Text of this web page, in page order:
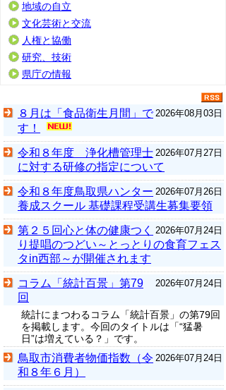
地域の自立
文化芸術と交流
人権と協働
研究、技術
県庁の情報
2026年08月03日
８月は「食品衛生月間」で
す！
2026年07月27日
令和８年度 浄化槽管理士
に対する研修の指定について
2026年07月26日
令和８年度鳥取県ハンター
養成スクール 基礎課程受講生募集要領
2026年07月24日
第２５回心と体の健康つく
り提唱のつどい～とっとりの食育フェス
タin西部～が開催されます
2026年07月24日
コラム「統計百景」第79
回
統計にまつわるコラム「統計百景」の第79回
を掲載します。今回のタイトルは「“猛暑
日”は増えている？」です。
2026年07月24日
鳥取市消費者物価指数（令
和８年６月）